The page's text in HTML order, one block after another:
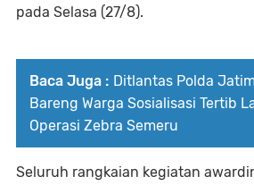
pada Selasa (27/8).
Baca Juga : Ditlantas Polda
Bareng Warga Sosialisasi Tertib
Operasi Zebra Semeru
Seluruh rangkaian kegiatan